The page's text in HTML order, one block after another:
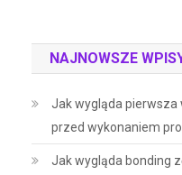
NAJNOWSZE
Jak wygląda
przed wykonaniem
Jak wygląda bonding